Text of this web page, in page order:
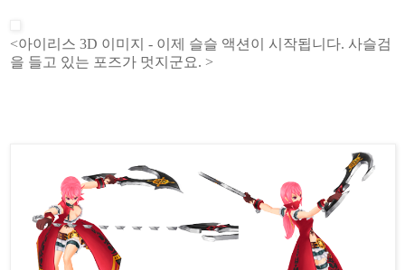
<아이리스 3D 이미지 - 이제 슬슬 액션이 시작됩니다. 사슬검
을 들고 있는 포즈가 멋지군요. >